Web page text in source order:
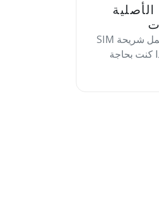
احتفظ بشريحة SIM الأصلية
شريحة eSIM رقمية، لذا ستعمل شريحة SIM
كنت بحاجة